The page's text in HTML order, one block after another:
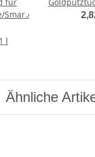
Türkise
l
Ähnliche